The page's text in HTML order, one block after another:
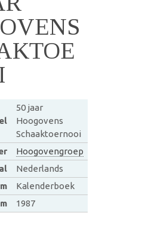
50 jaar
Hoogovens
Schaaktoernooi
Hoogovengroep
Nederlands
Kalenderboek
1987